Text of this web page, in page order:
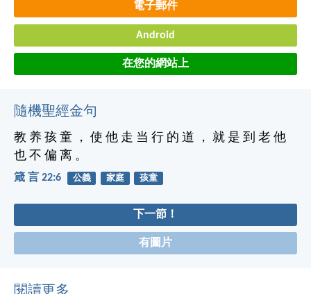
電子郵件
Android
在您的網站上
隨機聖經金句
教 养 孩 童 ， 使 他 走 当 行 的 道 ， 就 是 到 老 他
也 不 偏 离 。
箴 言 22:6 公義 家庭 孩童
下一節！
有圖片